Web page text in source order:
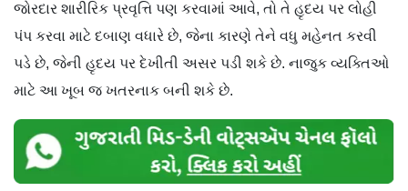
જોરદાર શારીરિક પ્રવૃત્તિ પણ કરવામાં આવે, તો તે હૃદય પર લોહી
પંપ કરવા માટે દબાણ વધારે છે, જેના કારણે તેને વધુ મહેનત કરવી
પડે છે, જેની હૃદય પર દેખીતી અસર પડી શકે છે. નાજુક વ્યક્તિઓ
માટે આ ખૂબ જ ખતરનાક બની શકે છે.